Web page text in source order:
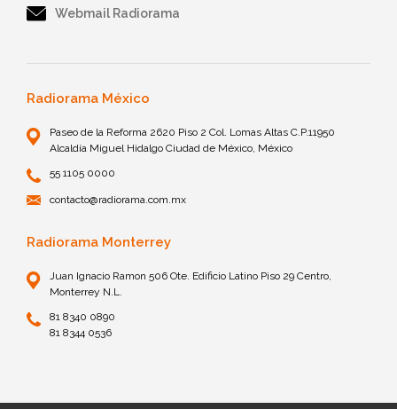
Webmail Radiorama
Radiorama México
Paseo de la Reforma 2620 Piso 2 Col. Lomas Altas C.P.11950
Alcaldía Miguel Hidalgo Ciudad de México, México
55 1105 0000
contacto@radiorama.com.mx
Radiorama Monterrey
Juan Ignacio Ramon 506 Ote. Edificio Latino Piso 29 Centro,
Monterrey N.L.
81 8340 0890
81 8344 0536